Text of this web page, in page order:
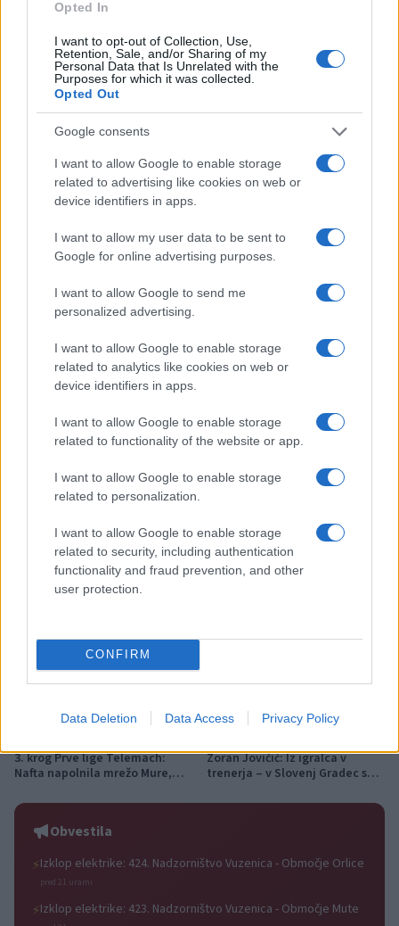
Opted In
I want to opt-out of Collection, Use,
Retention, Sale, and/or Sharing of my
Personal Data that Is Unrelated with the
Purposes for which it was collected.
Opted Out
Google consents
I want to allow Google to enable storage
related to advertising like cookies on web or
device identifiers in apps.
I want to allow my user data to be sent to
Google for online advertising purposes.
I want to allow Google to send me
personalized advertising.
I want to allow Google to enable storage
related to analytics like cookies on web or
device identifiers in apps.
I want to allow Google to enable storage
related to functionality of the website or app.
I want to allow Google to enable storage
related to personalization.
I want to allow Google to enable storage
related to security, including authentication
functionality and fraud prevention, and other
user protection.
CONFIRM
Data Deletion Data Access Privacy Policy
slovenska odbojkarska raprezentanca
Več iz kraja Slovenija
Za pomoč kmetom zaradi
nepredvidljivih dogodkov do
Policijsko poročilo, 6. 8. 2026
Ob povečanem številu
občanom k takojšnjemu
obveščanju policije
Več iz kategorije Šport
mladinska košarka piše
3. krog Prve lige Telemach:
Nafta napolnila mrežo Mure,
zmage
Zoran Jovičić: Iz igralca v
trenerja – v Slovenj Gradec se
Obvestila
⚡Izklop elektrike: 424. Nadzorništvo Vuzenica - Območje Orlice
pred 21 urami
⚡Izklop elektrike: 423. Nadzorništvo Vuzenica - Območje Mute